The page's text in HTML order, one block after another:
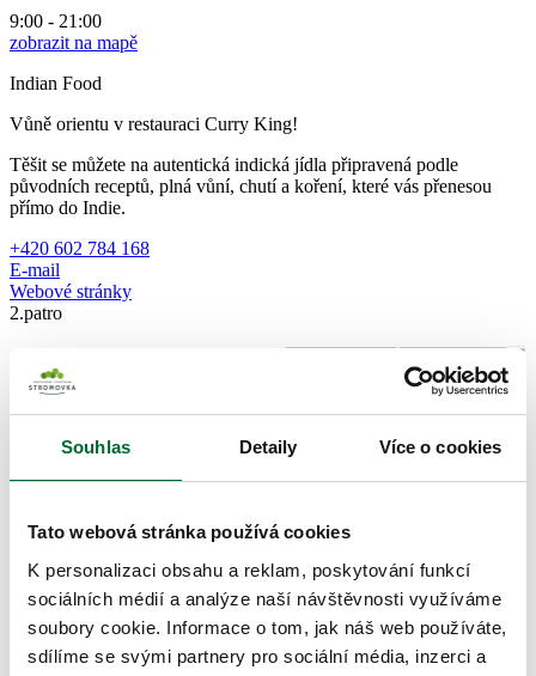
Souhlas Detaily Více o cookies
Tato webová stránka používá cookies
K personalizaci obsahu a reklam, poskytování funkcí
sociálních médií a analýze naší návštěvnosti využíváme
soubory cookie. Informace o tom, jak náš web používáte,
sdílíme se svými partnery pro sociální média, inzerci a
9:00 - 21:00
zobrazit na mapě
Indian Food
Vůně orientu v restauraci Curry King!
Těšit se můžete na autentická indická jídla připravená podle
původních receptů, plná vůní, chutí a koření, které vás přenesou
přímo do Indie.
+420 602 784 168
E-mail
Webové stránky
2.patro